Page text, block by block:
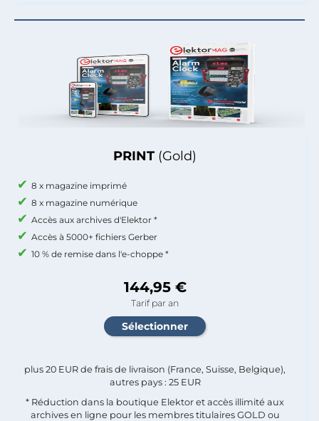
PRINT (Gold)
8 x magazine imprimé
8 x magazine numérique
Accès aux archives d'Elektor *
Accès à 5000+ fichiers Gerber
10 % de remise dans l'e-choppe *
144,95 €
Tarif par an
plus 20 EUR de frais de livraison (France, Suisse, Belgique),
autres pays : 25 EUR
* Réduction dans la boutique Elektor et accès illimité aux
archives en ligne pour les membres titulaires GOLD ou